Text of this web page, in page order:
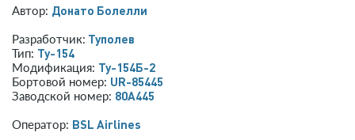
Автор: Донато Болелли
Разработчик: Туполев
Тип: Ту-154
Модификация: Ту-154Б-2
Бортовой номер: UR-85445
Заводской номер: 80A445
Оператор: BSL Airlines